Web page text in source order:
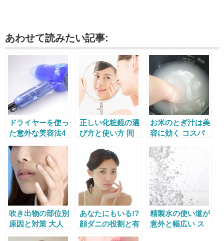
あわせて読みたい記事:
ドライヤーを使っ
た意外な美容法4
正しい化粧鏡の選
び方と使い方 間
イクに!?
お米のとぎ汁は美
容に効く コスパ
は？
吹き出物の部位別
原因と対策 大人
あなたにもいる!?
顔ダニの役割と有
精製水の使い道が
意外と幅広い ス